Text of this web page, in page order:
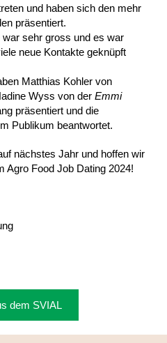
und haben sich den mehr
präsentiert.
sehr gross und es war
neue Kontakte geknüpft
Matthias Kohler von
Wyss von der Emmi
präsentiert und die
Publikum beantwortet.
nächstes Jahr und hoffen wir
Agro Food Job Dating 2024!
dem SVIAL